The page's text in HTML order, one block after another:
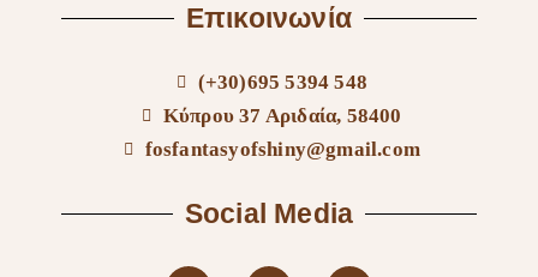
Επικοινωνία
(+30)695 5394 548
Κύπρου 37 Αριδαία, 58400
fosfantasyofshiny@gmail.com
Social Media